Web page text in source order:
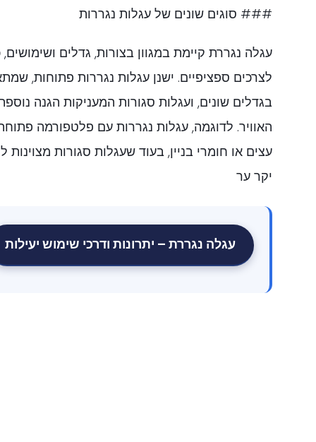
### סוגים שונים של עגלות נגררות
עגלה נגררת קיימת במגוון בצורות, גדלים
לצרכים ספציפיים. ישנן עגלות נגררות פתוחות,
בגדלים שונים, ועגלות סגורות המעניקות הגנה
האוויר. לדוגמה, עגלות נגררות עם פלטפורמה
עצים או חומרי בניין, בעוד שעגלות סגורות מצוינות
יקר ער
עגלה נגררת – יתרונות ודרכי שימוש יעילות